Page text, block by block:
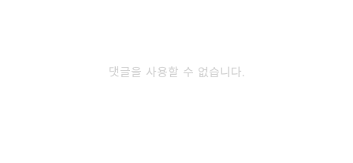
댓글을 사용할 수 없습니다.